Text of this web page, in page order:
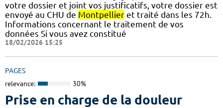
votre dossier et joint vos justificatifs, votre dossier est
envoyé au CHU de Montpellier et traité dans les 72h.
Informations concernant le traitement de vos
données Si vous avez constitué
18/02/2026 15:25
PAGES
relevance: 30%
Prise en charge de la douleur